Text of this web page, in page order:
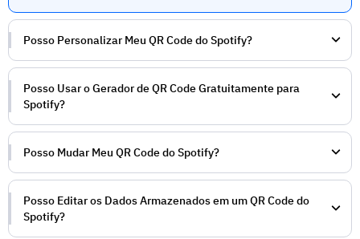
Posso Personalizar Meu QR Code do Spotify?
Posso Usar o Gerador de QR Code Gratuitamente para
Spotify?
Posso Mudar Meu QR Code do Spotify?
Posso Editar os Dados Armazenados em um QR Code do
Spotify?